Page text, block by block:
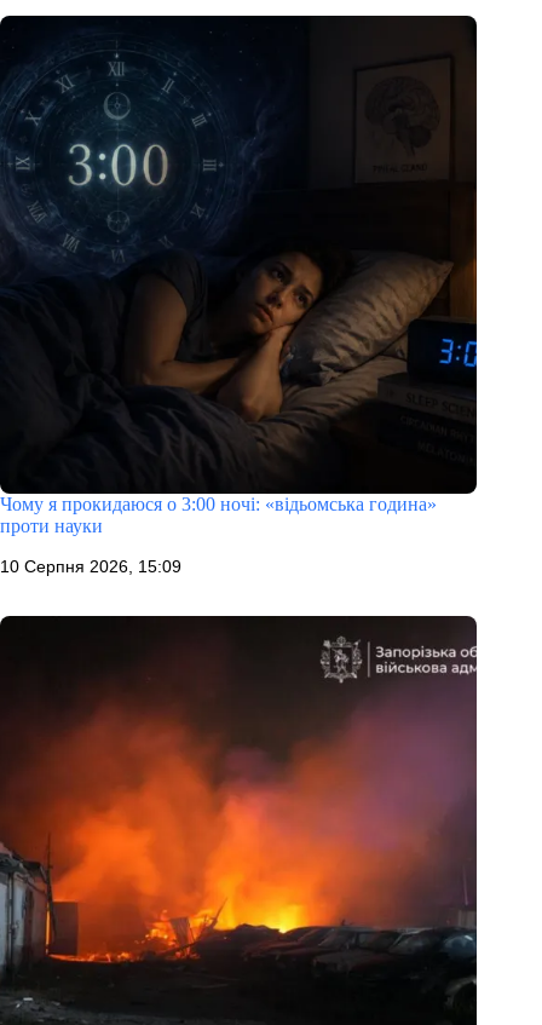
Чому я прокидаюся о 3:00 ночі: «відьомська година»
проти науки
10 Серпня 2026, 15:09